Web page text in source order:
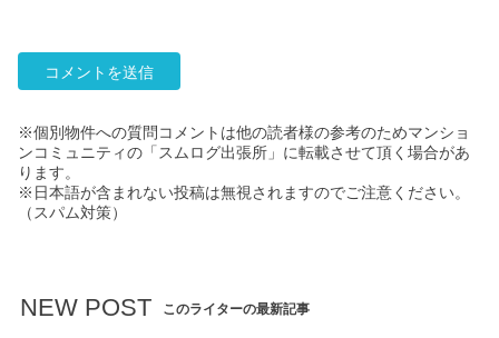
※個別物件への質問コメントは他の読者様の参考のためマンショ
ンコミュニティの「スムログ出張所」に転載させて頂く場合があ
ります。
※日本語が含まれない投稿は無視されますのでご注意ください。
（スパム対策）
NEW POST このライターの最新記事